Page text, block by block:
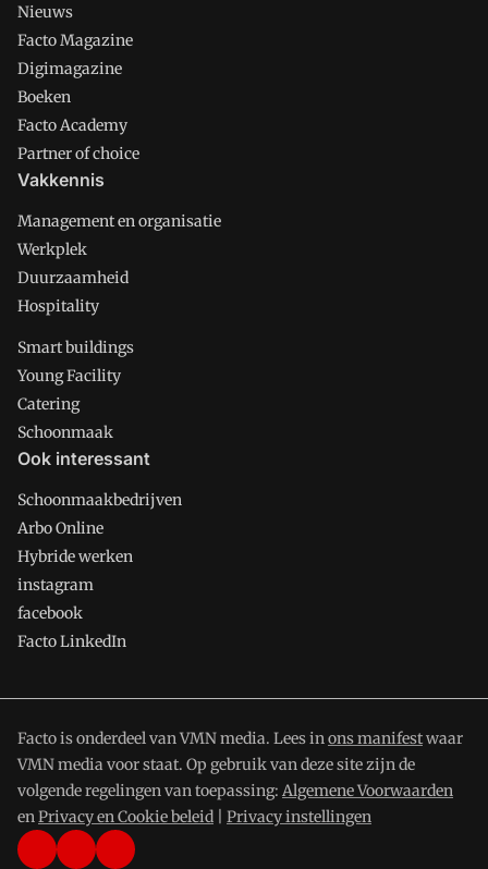
Nieuws
Facto Magazine
Digimagazine
Boeken
Facto Academy
Partner of choice
Vakkennis
Management en organisatie
Werkplek
Duurzaamheid
Hospitality
Smart buildings
Young Facility
Catering
Schoonmaak
Ook interessant
Schoonmaakbedrijven
Arbo Online
Hybride werken
instagram
facebook
Facto LinkedIn
Facto is onderdeel van VMN media. Lees inons manifestwaar
VMN media voor staat. Op gebruik van deze site zijn de
volgende regelingen van toepassing: Algemene Voorwaarden
enPrivacy en Cookie beleid Privacy instellingen